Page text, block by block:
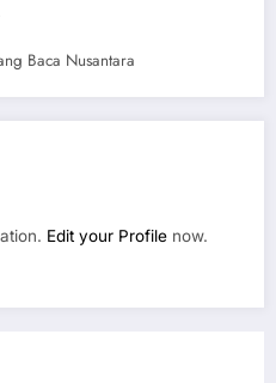
Baca Nusantara
Edit your Profile now.